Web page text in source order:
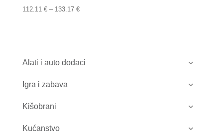
Alati i auto dodaci
Igra i zabava
Kišobrani
Kućanstvo
112.11 € – 133.17 €Raspon
do